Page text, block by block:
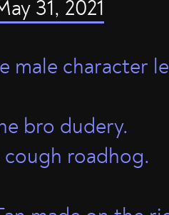
31, 2021
male character
bro dudery.
cough roadhog.